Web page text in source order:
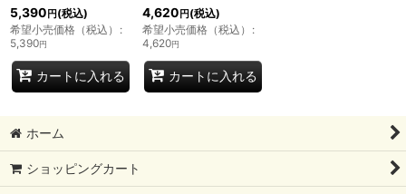
5,390 円 (税込)
希望小売価格（税込） :
5,390円
カートに入れる
4,620 円(税込)
希望小売価格（税込） :
4,620円
カートに入れる
ホーム
ショッピングカート